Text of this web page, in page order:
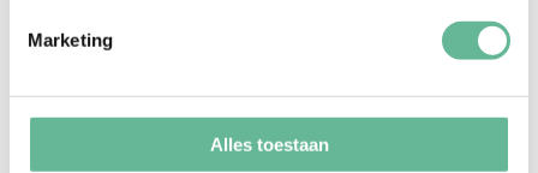
Marketing
Alles toestaan
en poker. Laat de gasten lekker aanschuiven waar ze
willen en succes gegarandeerd. Wie aan het einde van
de dag de meeste fiches heeft is de winnaar. Extra leuk:
zorg dat de DJ alle toeters en bellen laat afgaan, net
zoals in het casino en loof nog een prijsje uit.